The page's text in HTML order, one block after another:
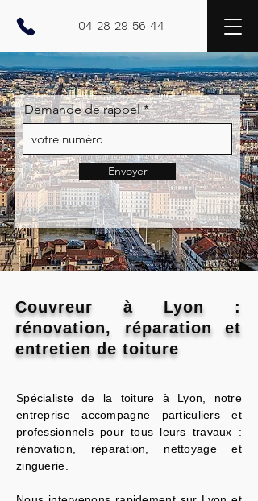
04 28 29 56 44
Demande de rappel
Envoyer
Couvreur à Lyon :
rénovation, réparation et
entretien de toiture
Spécialiste de la toiture à Lyon, notre
entreprise accompagne particuliers et
professionnels pour tous leurs travaux :
rénovation, réparation, nettoyage et
zinguerie.